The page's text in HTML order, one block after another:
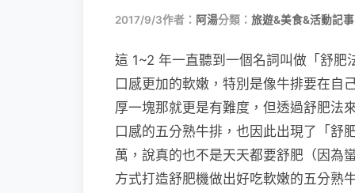
2017/9/3作者： 阿湯分類： 旅遊&美食&活動記事
這 1~2 年一直聽到一個名詞叫做「舒
口感更加的軟嫩，特別是像牛排要在自
厚一塊那就更是有難度，但透過舒肥法
口感的五分熟牛排，也因此出現了「舒
萬，說真的也不是天天都要舒肥（因為
方式打造舒肥機做出好吃軟嫩的五分熟